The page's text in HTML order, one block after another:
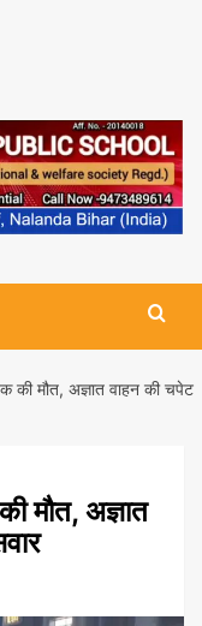
की मौत, अज्ञात वाहन की चपेट
मौत, अज्ञात